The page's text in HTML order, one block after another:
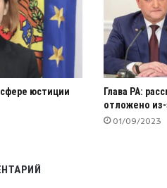
юстиции
Глава PA:
отложено из-
01/09/2023